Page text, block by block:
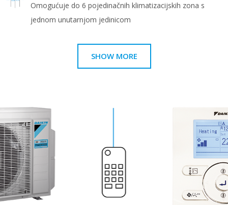
Omogućuje do 6 pojedinačnih klimatizacijskih zona s
jednom unutarnjom jedinicom
SHOW MORE